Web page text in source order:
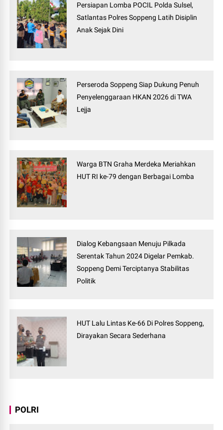
Persiapan Lomba POCIL Polda Sulsel,
Satlantas Polres Soppeng Latih Disiplin
Anak Sejak Dini
Perseroda Soppeng Siap Dukung Penuh
Penyelenggaraan HKAN 2026 di TWA
Lejja
Warga BTN Graha Merdeka Meriahkan
HUT RI ke-79 dengan Berbagai Lomba
Dialog Kebangsaan Menuju Pilkada
Serentak Tahun 2024 Digelar Pemkab.
Soppeng Demi Terciptanya Stabilitas
Politik
HUT Lalu Lintas Ke-66 Di Polres Soppeng,
Dirayakan Secara Sederhana
POLRI